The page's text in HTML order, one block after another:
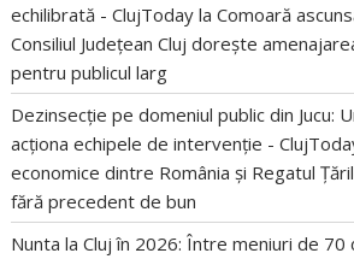
echilibrată - ClujToday laComoară
Consiliul Județean Cluj dorește
pentru publicul larg
Dezinsecție pe domeniul public din Jucu:
acționa echipele de intervenție -
economice dintre România și Regatul
fără precedent de bun
Nunta la Cluj în 2026: Între meniuri de 70